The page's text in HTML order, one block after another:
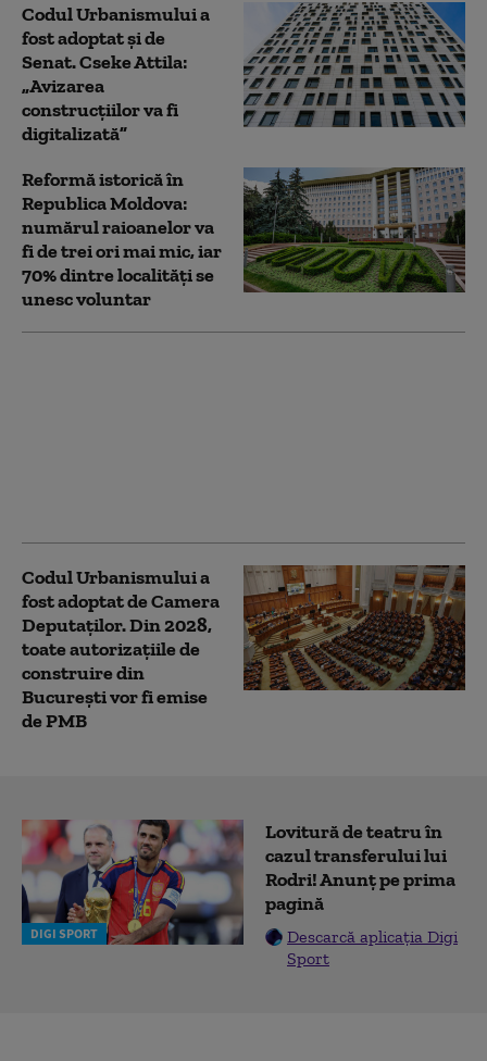
Codul Urbanismului a
fost adoptat și de
Senat. Cseke Attila:
„Avizarea
construcțiilor va fi
digitalizată”
Reformă istorică în
Republica Moldova:
numărul raioanelor va
fi de trei ori mai mic, iar
70% dintre localități se
unesc voluntar
Codul Urbanismului a
fost adoptat de Camera
Deputaților. Din 2028,
toate autorizațiile de
construire din
București vor fi emise
de PMB
DIGI SPORT
Lovitură de teatru în
cazul transferului lui
Rodri! Anunț pe prima
pagină
Descarcă aplicația Digi
Sport